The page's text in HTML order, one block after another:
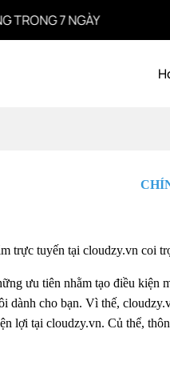
7 NGÀY
trực tuyến tại cloudzy.vn coi
ưu tiên nhằm tạo điều
dành cho bạn. Vì thế,
lợi tại cloudzy.vn. Củ thể,